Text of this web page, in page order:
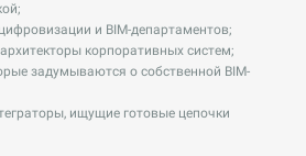
и BIM-департаментов;
корпоративных систем;
задумываются о собственной BIM-
ищущие готовые цепочки